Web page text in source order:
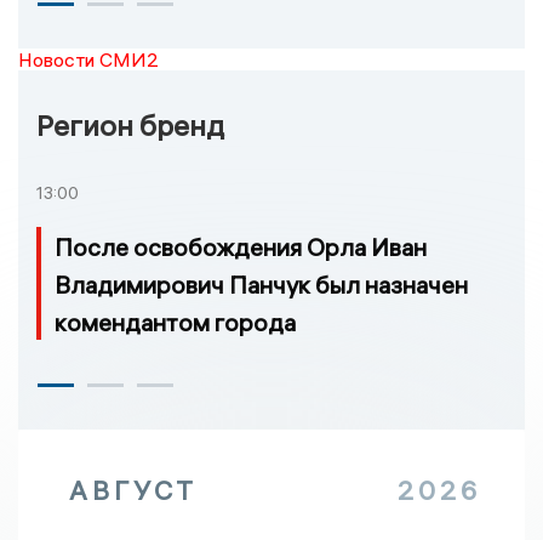
Новости СМИ2
Регион бренд
13:00
После освобождения Орла Иван
Владимирович Панчук был назначен
комендантом города
АВГУСТ 2026